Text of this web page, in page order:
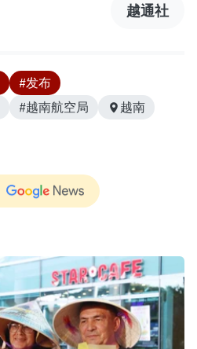
越通社
#发布
#越南航空局 越南